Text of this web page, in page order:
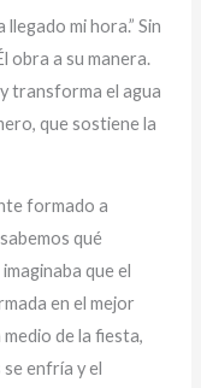
llegado mi hora.” Sin
obra a su manera.
transforma el agua
que sostiene la
formado a
qué
que el
en el mejor
de la fiesta,
enfría y el